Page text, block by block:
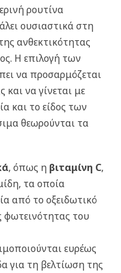
ρουτίνα
ουσιαστικά στη
ανθεκτικότητας
Η επιλογή των
να προσαρμόζεται
και να γίνεται με
και το είδος των
θεωρούνται τα
, όπως η βιταμίνη C,
τα οποία
από το οξειδωτικό
φωτεινότητας του
ευρέως
για τη βελτίωση της